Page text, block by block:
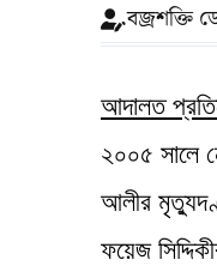
বজ্রশক্তি
আদালত
২০০৫ সালে
আলীর
ফয়েজ